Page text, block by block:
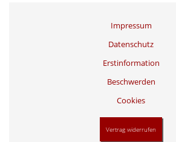
Impressum
Datenschutz
Erstinformation
Beschwerden
Cookies
Vertrag widerrufen